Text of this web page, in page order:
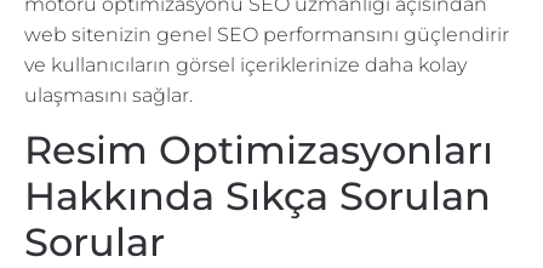
web sitenizin genel SEO performansını güçlendirir
ve kullanıcıların görsel içeriklerinize daha kolay
ulaşmasını sağlar.
Resim Optimizasyonları
Hakkında Sıkça Sorulan
Sorular